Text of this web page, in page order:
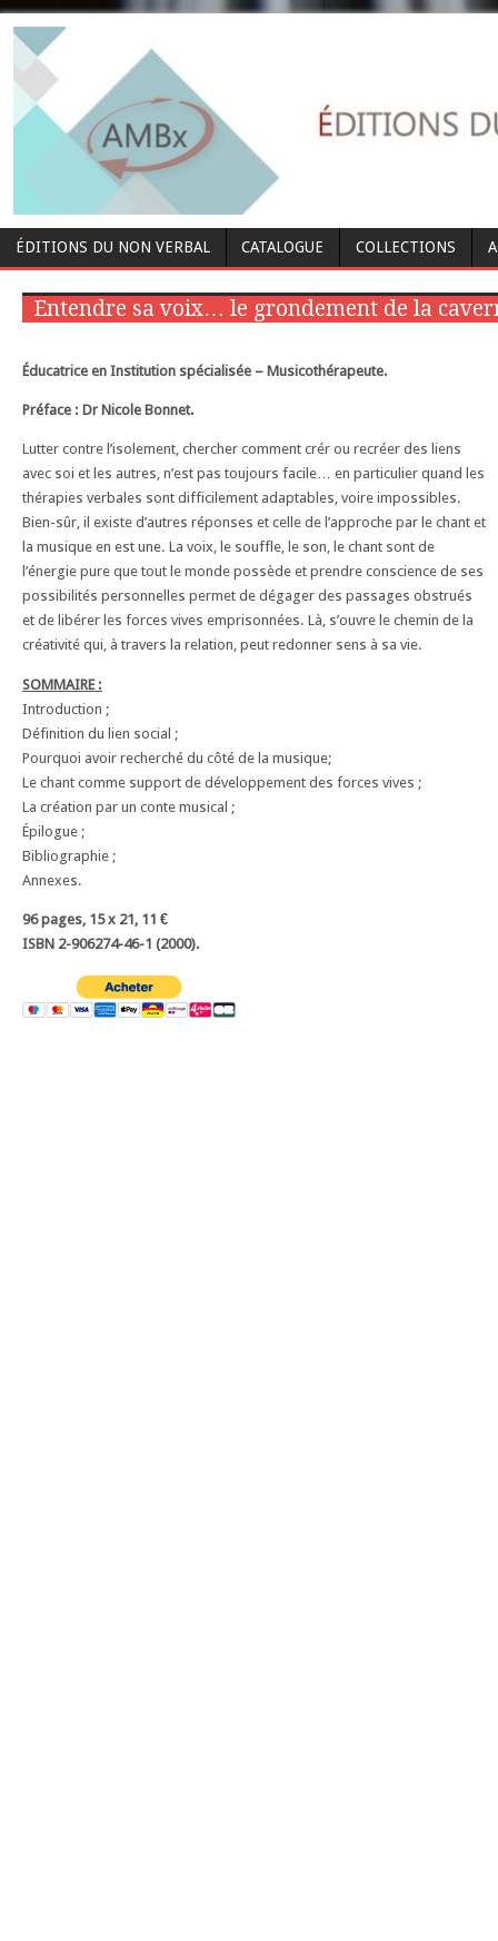
ÉDITIONS DU NON VERBAL CATALOGUE COLLECTIONS
Entendre sa voix… le grondement de la
Éducatrice en Institution spécialisée – Musicothérapeute.
Préface : Dr Nicole Bonnet.
Lutter contre l’isolement, chercher comment crér ou recréer des liens
avec soi et les autres, n’est pas toujours facile… en particulier quand les
thérapies verbales sont difficilement adaptables, voire impossibles.
Bien-sûr, il existe d’autres réponses et celle de l’approche par le chant et
la musique en est une. La voix, le souffle, le son, le chant sont de
l’énergie pure que tout le monde possède et prendre conscience de ses
possibilités personnelles permet de dégager des passages obstrués
et de libérer les forces vives emprisonnées. Là, s’ouvre le chemin de la
créativité qui, à travers la relation, peut redonner sens à sa vie.
SOMMAIRE :
Introduction ;
Définition du lien social ;
Pourquoi avoir recherché du côté de la musique;
Le chant comme support de développement des forces vives ;
La création par un conte musical ;
Épilogue ;
Bibliographie ;
Annexes.
96 pages, 15 x 21, 11 €
ISBN 2-906274-46-1 (2000).